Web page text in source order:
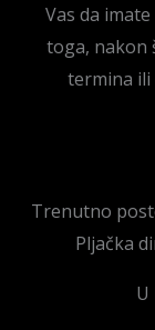
Vas da
toga, nakon
termina ili
Trenutno
Pljačka
U